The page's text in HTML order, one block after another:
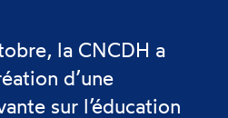
la CNCDH a
d’une
sur l’éducation